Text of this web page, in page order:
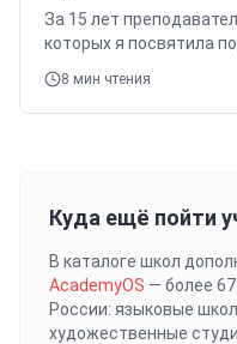
За 15 лет
которых я посвятила
английскому языку, я
методическую базу,
8 мин чтения
Куда ещё пойти
В каталоге школ
AcademyOS — более
России: языковые
художественные